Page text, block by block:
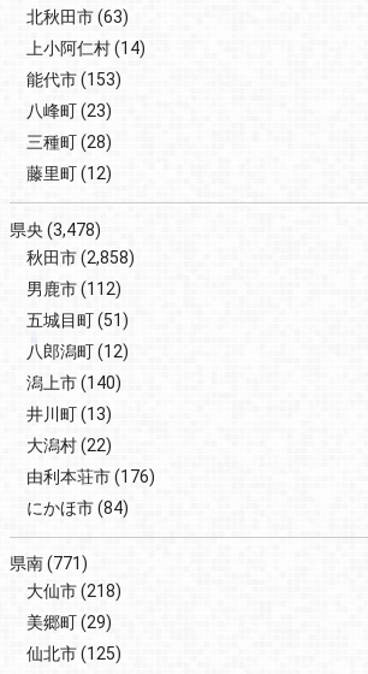
北秋田市(63)
上小阿仁村(14)
能代市(153)
八峰町(23)
三種町(28)
藤里町(12)
県央(3,478)
秋田市(2,858)
男鹿市(112)
五城目町(51)
八郎潟町(12)
潟上市(140)
井川町(13)
大潟村(22)
由利本荘市(176)
にかほ市(84)
県南(771)
大仙市(218)
美郷町(29)
仙北市(125)